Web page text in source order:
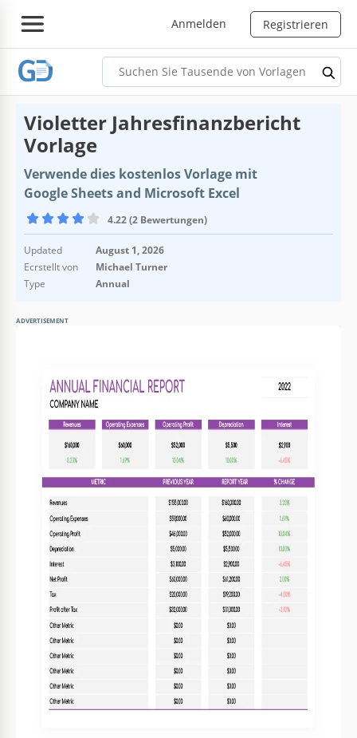
Anmelden Registrieren
Violetter Jahresfinanzbericht
Vorlage
Verwende dies kostenlos Vorlage mit
Google Sheets and Microsoft Excel
4.22 (2 Bewertungen)
Updated
August 1, 2026
Ecrstellt von
Michael Turner
Type
Annual
ADVERTISEMENT